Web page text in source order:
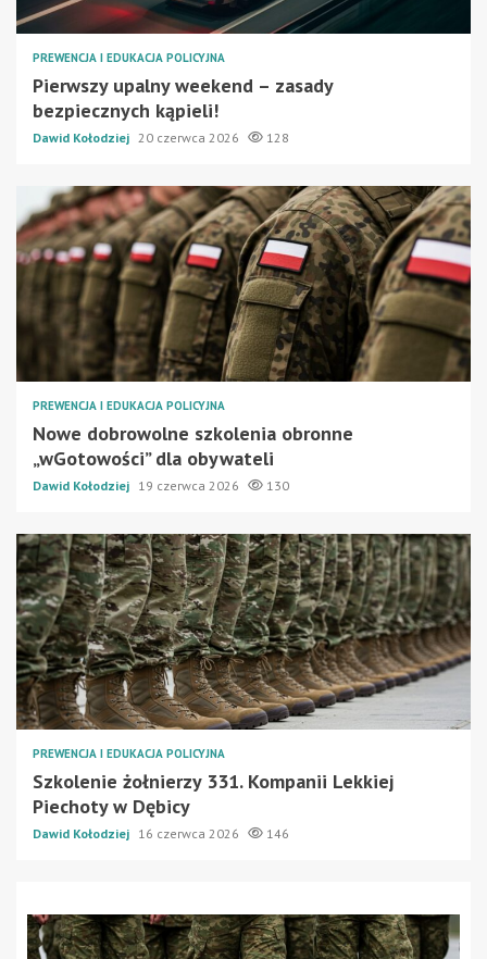
PREWENCJA I EDUKACJA POLICYJNA
Pierwszy upalny weekend – zasady
bezpiecznych kąpieli!
Dawid Kołodziej 20 czerwca 2026 128
PREWENCJA I EDUKACJA POLICYJNA
Nowe dobrowolne szkolenia obronne
„wGotowości” dla obywateli
Dawid Kołodziej 19 czerwca 2026 130
PREWENCJA I EDUKACJA POLICYJNA
Szkolenie żołnierzy 331. Kompanii Lekkiej
Piechoty w Dębicy
Dawid Kołodziej 16 czerwca 2026 146